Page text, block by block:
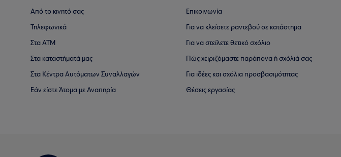
Από το κινητό σας
Τηλεφωνικά
Στα ΑΤΜ
Στα καταστήματά μας
Στα Κέντρα Αυτόματων Συναλλαγών
Εάν είστε Άτομα με Αναπηρία
Επικοινωνία
Για να κλείσετε ραντεβού σε κατάστημα
Για να στείλετε θετικό σχόλιο
Πώς χειριζόμαστε παράπονα ή σχόλιά σας
Για ιδέες και σχόλια προσβασιμότητας
Θέσεις εργασίας